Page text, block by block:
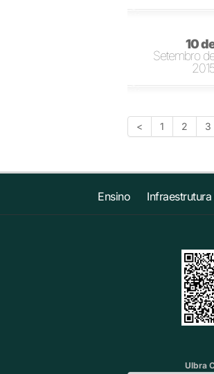
10
Setembro
< 1 2 3
Ensino
Ulbra